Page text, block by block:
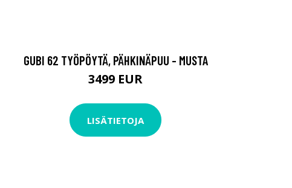
GUBI 62 TYÖPÖYTÄ, PÄHKINÄPUU - MUSTA
3499 EUR
LISÄTIETOJA